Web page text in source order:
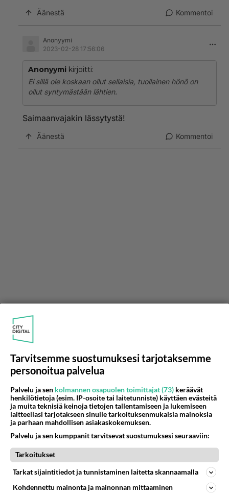
Äänestä Kommentoi
Anonyymi
2023-02-28 17:56:06
Anonyymi kirjoitti:
Ei sillä ole koskaan ollut sellaisia, tuollainen hönö on
ollut syntymästään lähtien.
Saimaanvajakin lässytystä!
Äänestä Kommentoi
Anonyymikirjoitti:
Ei sillä ole koskaan ollut sellaisia, tuollainen hönö on
ollut syntymästään lähtien.
Ei kaikki ole niin kuin sinä! Syntymästä asti
hönöjä!
Anonyymi
Tarvitsemme suostumuksesi tarjotaksemme
personoitua palvelua
Palvelu ja sen kolmannen osapuolen toimittajat (73) keräävät
henkilötietoja (esim. IP-osoite tai laitetunniste) käyttäen evästeitä
ja muita teknisiä keinoja tietojen tallentamiseen ja lukemiseen
laitteellasi tarjotakseen sinulle tarkoituksenmukaisia mainoksia
ja parhaan mahdollisen asiakaskokemuksen.
Palvelu ja sen kumppanit tarvitsevat suostumuksesi seuraaviin:
Tarkoitukset
Tarkat sijaintitiedot ja tunnistaminen laitetta skannaamalla
Kohdennettu mainonta ja mainonnan mittaaminen